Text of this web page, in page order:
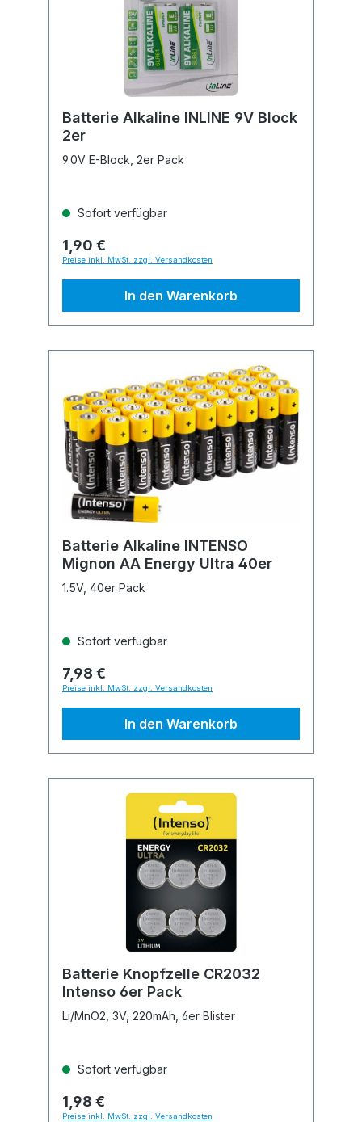
Batterie Alkaline INLINE 9V Block
2er
9.0V E-Block, 2er Pack
Sofort verfügbar
1,90 €
Preise inkl. MwSt. zzgl. Versandkosten
In den Warenkorb
Batterie Alkaline INTENSO
Mignon AA Energy Ultra 40er
1.5V, 40er Pack
Sofort verfügbar
7,98 €
Preise inkl. MwSt. zzgl. Versandkosten
In den Warenkorb
Batterie Knopfzelle CR2032
Intenso 6er Pack
Li/MnO2, 3V, 220mAh, 6er Blister
Sofort verfügbar
1,98 €
Preise inkl. MwSt. zzgl. Versandkosten